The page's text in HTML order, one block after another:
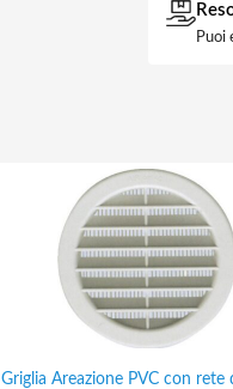
Puoi
Griglia Areazione PVC con rete